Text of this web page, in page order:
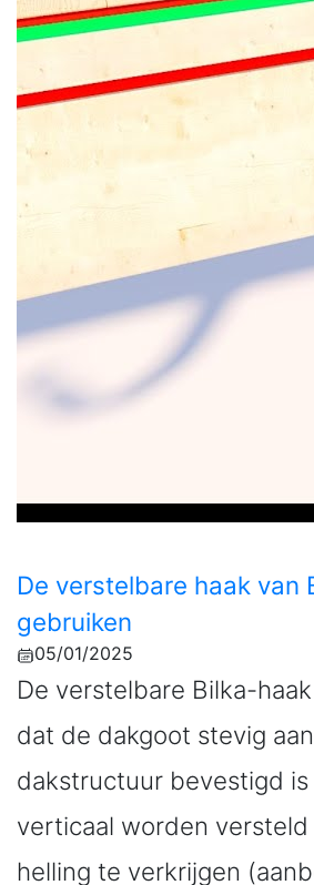
De verstelbare haak van
gebruiken
05/01/2025
De verstelbare Bilka-
dat de dakgoot stevig
dakstructuur bevestigd is
verticaal worden
helling te verkrijgen